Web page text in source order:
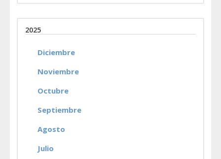
2025
Diciembre
Noviembre
Octubre
Septiembre
Agosto
Julio